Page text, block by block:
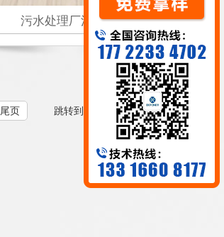
污水处理厂消泡剂
尾页 跳转到 页